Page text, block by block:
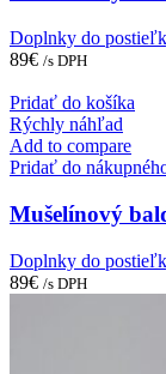
Doplnky do
89€ /s DPH
Pridať do košíka
Rýchly náhľad
Add to compare
Pridať do
Mušelínový
Doplnky do
89€ /s DPH